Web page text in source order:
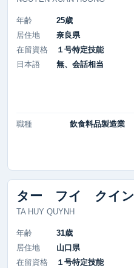
年齢
25歳
居住地
奈良県
在留資格
１号特定技能
日本語
無、会話相当
職種 飲食料品製造業
ター フイ クイン
TA HUY QUYNH
年齢
31歳
居住地
山口県
在留資格
１号特定技能